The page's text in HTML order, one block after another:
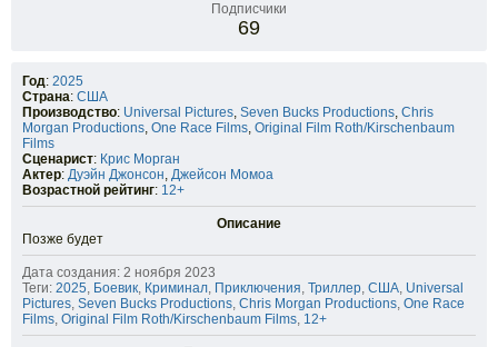
Подписчики
69
Год: 2025
Страна: США
Производство: Universal Pictures, Seven Bucks Productions, Chris
Morgan Productions, One Race Films, Original Film Roth/Kirschenbaum
Films
Сценарист: Крис Морган
Актер: Дуэйн Джонсон, Джейсон Момоа
Возрастной рейтинг: 12+
Описание
Позже будет
Дата создания: 2 ноября 2023
Теги: 2025, Боевик, Криминал, Приключения, Триллер, США, Universal
Pictures, Seven Bucks Productions, Chris Morgan Productions, One Race
Films, Original Film Roth/Kirschenbaum Films, 12+